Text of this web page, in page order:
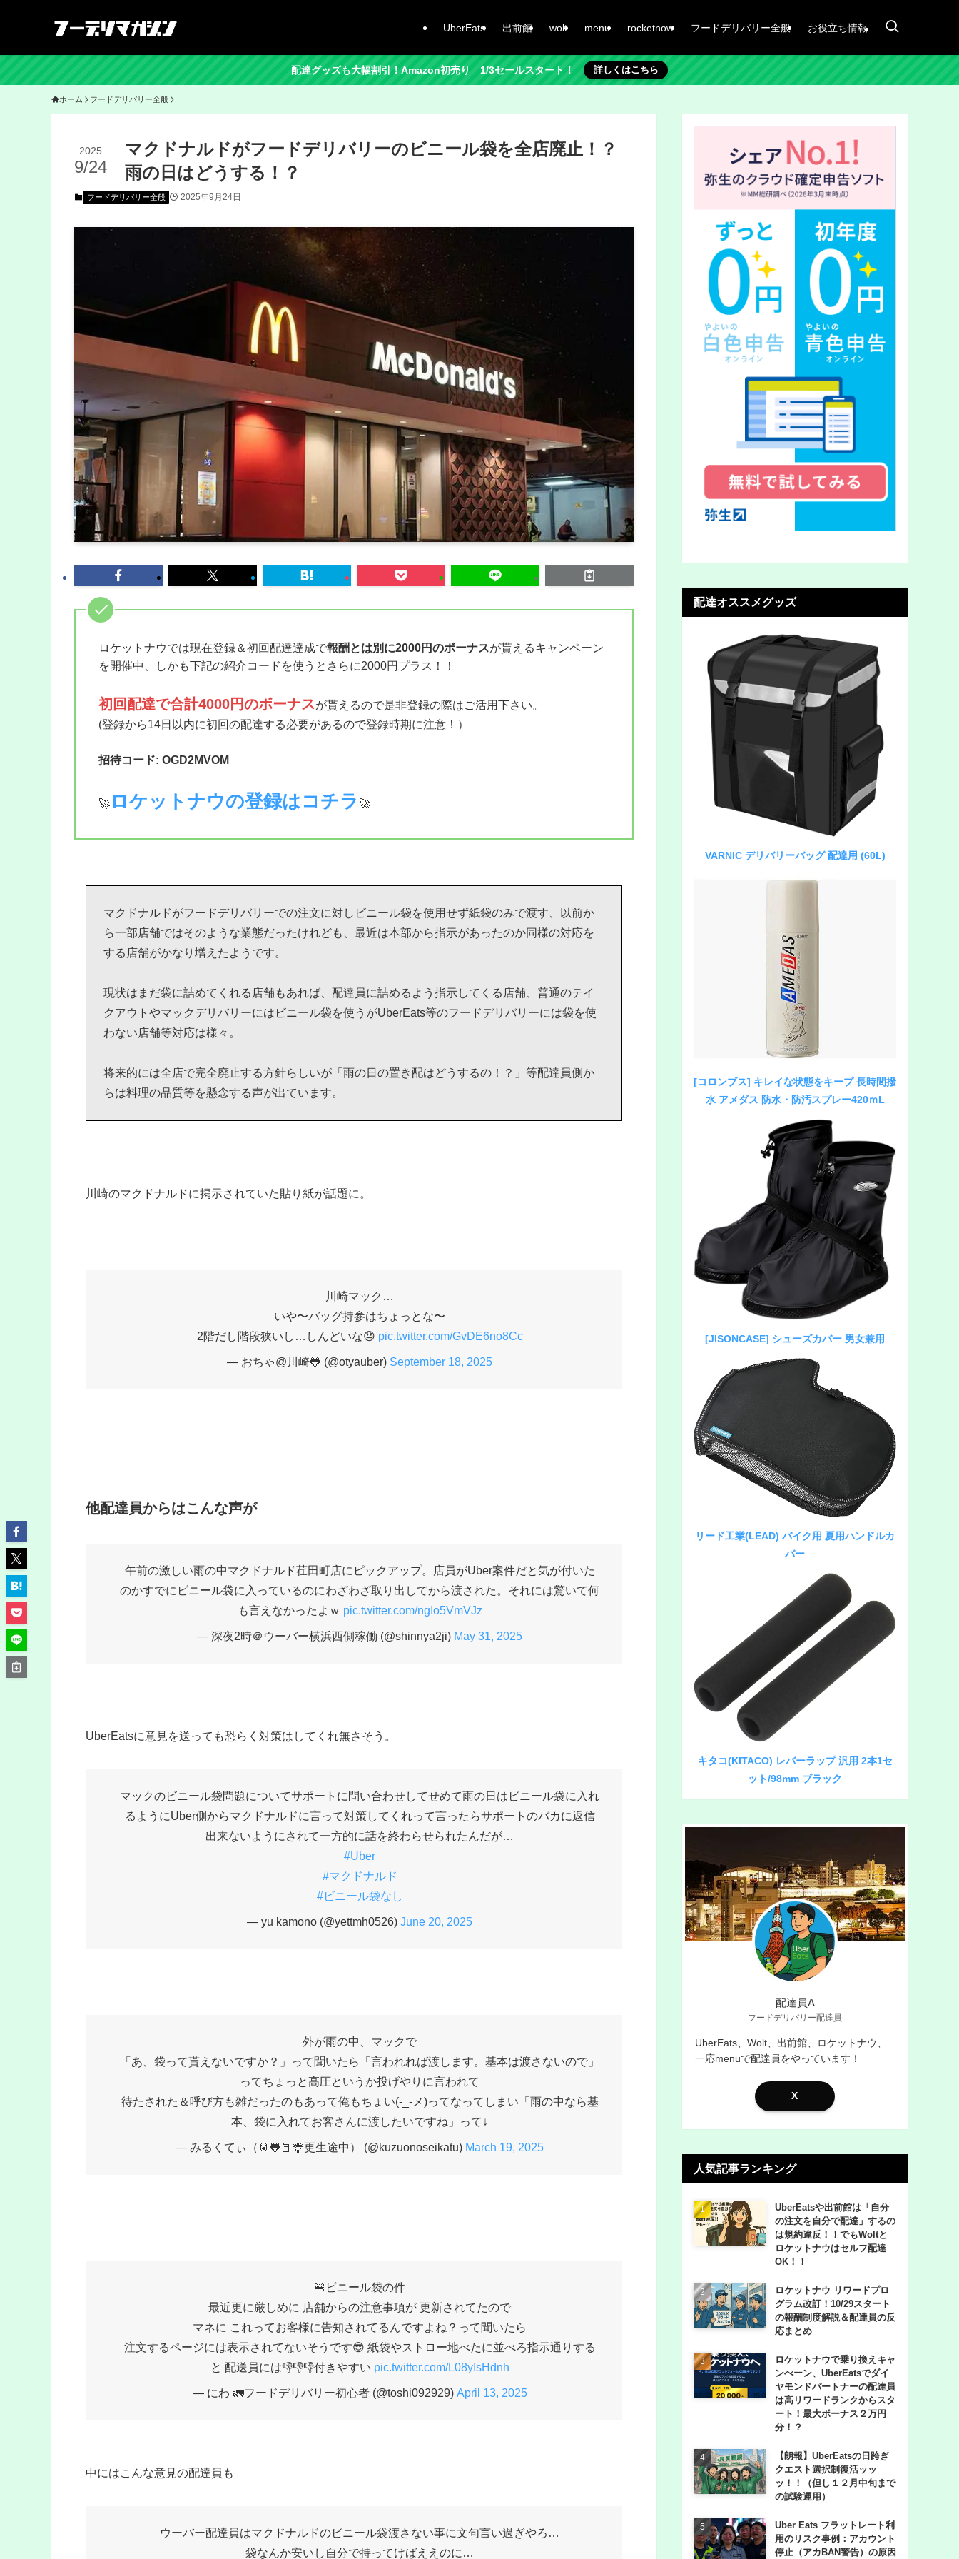
UberEats 出前館 wolt menu rocketnow フードデリバリー全般 お役立ち情報
配達グッズも大幅割引！Amazon初売り 1/3セールスタート！ 詳しくはこちら
ホーム フードデリバリー全般
マクドナルドがフードデリバリーのビニール袋を全店廃止！？
雨の日はどうする！？
2025
9/24
フードデリバリー全般 2025年9月24日
ロケットナウでは現在登録＆初回配達達成で報酬とは別に2000円のボーナスが貰えるキャンペーン
を開催中、しかも下記の紹介コードを使うとさらに2000円プラス！！
初回配達で合計4000円のボーナスが貰えるので是非登録の際はご活用下さい。
(登録から14日以内に初回の配達する必要があるので登録時期に注意！）
招待コード: OGD2MVOM
🚀 ロケットナウの登録はコチラ 🚀
マクドナルドがフードデリバリーでの注文に対しビニール袋を使用せず紙袋のみで渡す、以前か
ら一部店舗ではそのような業態だったけれども、最近は本部から指示があったのか同様の対応を
する店舗がかなり増えたようです。
現状はまだ袋に詰めてくれる店舗もあれば、配達員に詰めるよう指示してくる店舗、普通のテイ
クアウトやマックデリバリーにはビニール袋を使うがUberEats等のフードデリバリーには袋を使
わない店舗等対応は様々。
将来的には全店で完全廃止する方針らしいが「雨の日の置き配はどうするの！？」等配達員側か
らは料理の品質等を懸念する声が出ています。
川崎のマクドナルドに掲示されていた貼り紙が話題に。
川崎マック…
いや〜バッグ持参はちょっとな〜
2階だし階段狭いし…しんどいな😓 pic.twitter.com/GvDE6no8Cc
— おちゃ@川崎🐸 (@otyauber) September 18, 2025
他配達員からはこんな声が
午前の激しい雨の中マクドナルド荏田町店にピックアップ。店員がUber案件だと気が付いた
のかすでにビニール袋に入っているのにわざわざ取り出してから渡された。それには驚いて何
も言えなかったよｗ pic.twitter.com/ngIo5VmVJz
— 深夜2時＠ウーバー横浜西側稼働 (@shinnya2ji) May 31, 2025
UberEatsに意見を送っても恐らく対策はしてくれ無さそう。
マックのビニール袋問題についてサポートに問い合わせしてせめて雨の日はビニール袋に入れ
るようにUber側からマクドナルドに言って対策してくれって言ったらサポートのバカに返信
出来ないようにされて一方的に話を終わらせられたんだが…
#Uber
#マクドナルド
#ビニール袋なし
— yu kamono (@yettmh0526) June 20, 2025
外が雨の中、マックで
「あ、袋って貰えないですか？」って聞いたら「言われれば渡します。基本は渡さないので」
ってちょっと高圧というか投げやりに言われて
待たされた＆呼び方も雑だったのもあって俺もちょい(-_-メ)ってなってしまい「雨の中なら基
本、袋に入れてお客さんに渡したいですね」って↓
— みるくてぃ（🥫🐸📕🦌更生途中） (@kuzuonoseikatu) March 19, 2025
🍔ビニール袋の件
最近更に厳しめに 店舗からの注意事項が 更新されてたので
マネに これってお客様に告知されてるんですよね？って聞いたら
注文するページには表示されてないそうです😎 紙袋やストロー地べたに並べろ指示通りする
と 配送員には👎👎👎付きやすい pic.twitter.com/L08yIsHdnh
— にわ 🚛フードデリバリー初心者 (@toshi092929) April 13, 2025
中にはこんな意見の配達員も
ウーバー配達員はマクドナルドのビニール袋渡さない事に文句言い過ぎやろ…
袋なんか安いし自分で持ってけばええのに…
配達オススメグッズ
VARNIC デリバリーバッグ 配達用 (60L)
[コロンブス] キレイな状態をキープ 長時間撥
水 アメダス 防水・防汚スプレー420ｍL
[JISONCASE] シューズカバー 男女兼用
リード工業(LEAD) バイク用 夏用ハンドルカ
バー
キタコ(KITACO) レバーラップ 汎用 2本1セ
ット/98mm ブラック
配達員A
フードデリバリー配達員
UberEats、Wolt、出前館、ロケットナウ、
一応menuで配達員をやっています！
X
人気記事ランキング
UberEatsや出前館は「自分
の注文を自分で配達」するの
は規約違反！！でもWoltと
ロケットナウはセルフ配達
OK！！
ロケットナウ リワードプロ
グラム改訂！10/29スタート
の報酬制度解説＆配達員の反
応まとめ
ロケットナウで乗り換えキャ
ンぺーン、UberEatsでダイ
ヤモンドパートナーの配達員
は高リワードランクからスタ
ート！最大ボーナス２万円
分！？
【朗報】UberEatsの日跨ぎ
クエスト選択制復活ッッ
ッ！！（但し１２月中旬まで
の試験運用）
Uber Eats フラットレート利
用のリスク事例：アカウント
停止（アカBAN警告）の原因